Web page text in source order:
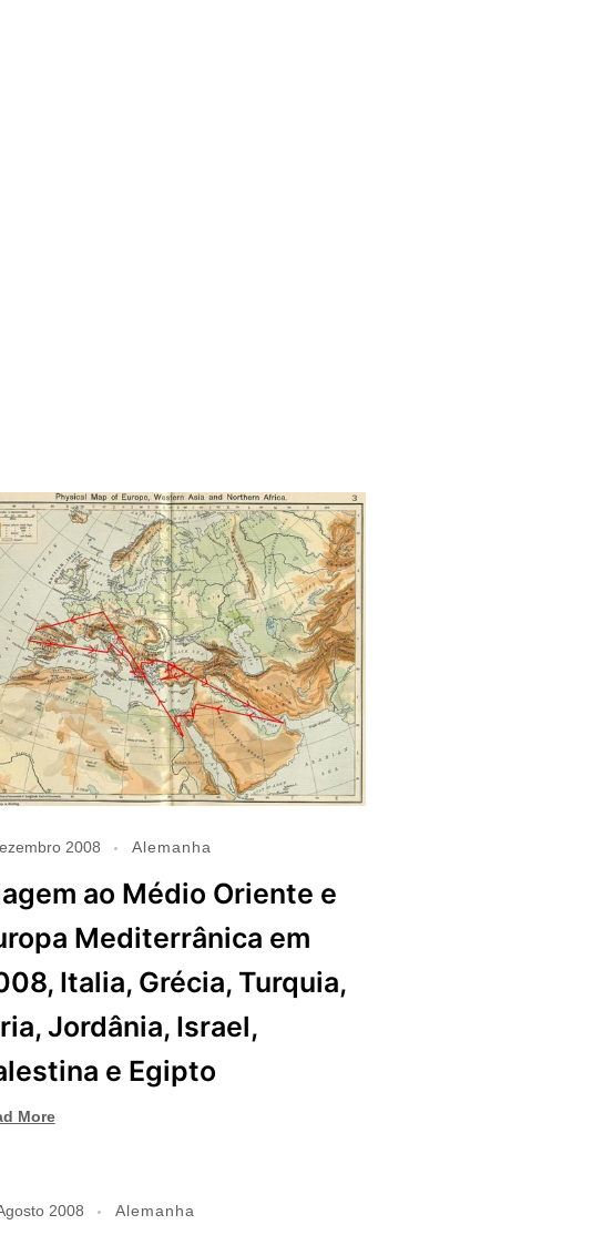
2008 Alemanha
ao Médio Oriente e
Mediterrânica em
Italia, Grécia, Turquia,
Jordânia, Israel,
e Egipto
More
2008 Alemanha